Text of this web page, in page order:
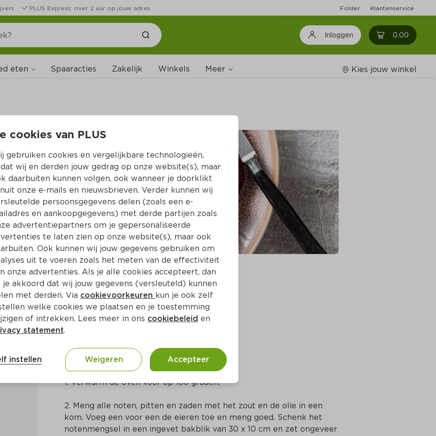
PLUS Express: over 2 uur op jouw adres Folder Klantenservice
Inloggen 0.00 0
eten Spaaracties Zakelijk Winkels Meer
Wijnshop
Boodschappenlijstjes
Kies jouw winkel
bietencarpaccio
Europees
Bereidingswijze
1. Verwarm de oven voor op 180 graden.
2. Meng alle noten, pitten en zaden met het zout en de olie in een
kom. Voeg een voor een de eieren toe en meng goed. Schenk het
notenmengsel in een ingevet bakblik van 30 x 10 cm en zet ongeveer
cookies van PLUS
gebruiken cookies en vergelijkbare technologieën,
wij en derden jouw gedrag op onze website(s), maar
daarbuiten kunnen volgen, ook wanneer je doorklikt
onze e-mails en nieuwsbrieven. Verder kunnen wij
persoonsgegevens delen (zoals een e-
en aankoopgegevens) met derde partijen zoals
advertentiepartners om je gepersonaliseerde
te laten zien op onze website(s), maar ook
Ook kunnen wij jouw gegevens gebruiken om
uit te voeren zoals het meten van de effectiviteit
onze advertenties. Als je alle cookies accepteert, dan
je akkoord dat wij jouw gegevens (versleuteld) kunnen
met derden. Via cookievoorkeuren kun je ook zelf
welke cookies we plaatsen en je toestemming
of intrekken. Lees meer in ons cookiebeleid en
statement.
instellen Weigeren Accepteer